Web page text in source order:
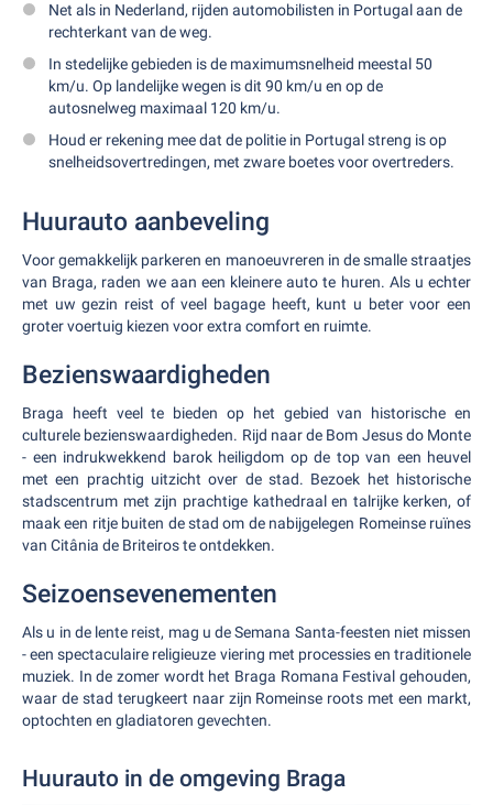
Net als in Nederland, rijden automobilisten in Portugal aan de
rechterkant van de weg.
In stedelijke gebieden is de maximumsnelheid meestal 50
km/u. Op landelijke wegen is dit 90 km/u en op de
autosnelweg maximaal 120 km/u.
Houd er rekening mee dat de politie in Portugal streng is op
snelheidsovertredingen, met zware boetes voor overtreders.
Huurauto aanbeveling
Voor gemakkelijk parkeren en manoeuvreren in de smalle straatjes
van Braga, raden we aan een kleinere auto te huren. Als u echter
met uw gezin reist of veel bagage heeft, kunt u beter voor een
groter voertuig kiezen voor extra comfort en ruimte.
Bezienswaardigheden
Braga heeft veel te bieden op het gebied van historische en
culturele bezienswaardigheden. Rijd naar de Bom Jesus do Monte
- een indrukwekkend barok heiligdom op de top van een heuvel
met een prachtig uitzicht over de stad. Bezoek het historische
stadscentrum met zijn prachtige kathedraal en talrijke kerken, of
maak een ritje buiten de stad om de nabijgelegen Romeinse ruïnes
van Citânia de Briteiros te ontdekken.
Seizoensevenementen
Als u in de lente reist, mag u de Semana Santa-feesten niet missen
- een spectaculaire religieuze viering met processies en traditionele
muziek. In de zomer wordt het Braga Romana Festival gehouden,
waar de stad terugkeert naar zijn Romeinse roots met een markt,
optochten en gladiatoren gevechten.
Huurauto in de omgeving Braga